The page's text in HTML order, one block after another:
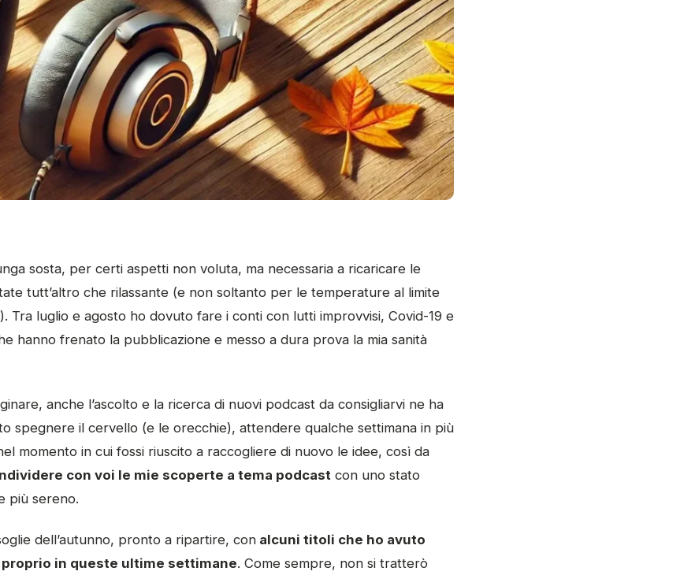
sosta, per certi aspetti non voluta, ma necessaria a ricaricare le
tutt’altro che rilassante (e non soltanto per le temperature al limite
Tra luglio e agosto ho dovuto fare i conti con lutti improvvisi, Covid-19 e
hanno frenato la pubblicazione e messo a dura prova la mia sanità
anche l’ascolto e la ricerca di nuovi podcast da consigliarvi ne ha
spegnere il cervello (e le orecchie), attendere qualche settimana in più
momento in cui fossi riuscito a raccogliere di nuovo le idee, così da
con voi le mie scoperte a tema podcast con uno stato
più sereno.
dell’autunno, pronto a ripartire, con alcuni titoli che ho avuto
in queste ultime settimane. Come sempre, non si tratterò